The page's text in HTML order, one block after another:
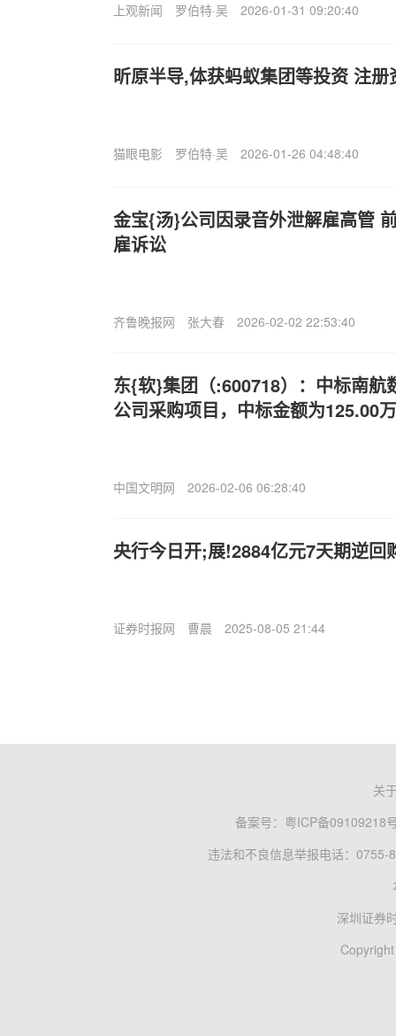
上观新闻 罗伯特·吴 2026-01-31 09:20:40
昕原半导,体获蚂蚁集团等投资 注
猫眼电影 罗伯特·吴 2026-01-26 04:48:40
金宝{汤}公司因录音外泄解雇高管
雇诉讼
齐鲁晚报网 张大春 2026-02-02 22:53:40
东{软}集团（:600718）：中标南航
公司采购项目，中标金额为125.00
中国文明网 2026-02-06 06:28:40
央行今日开;展!2884亿元7天期逆回
证券时报网 曹晨 2025-08-05 21:44
关
备案号： 粤ICP备09109218
违法和不良信息举报电话：0755-
深圳证券